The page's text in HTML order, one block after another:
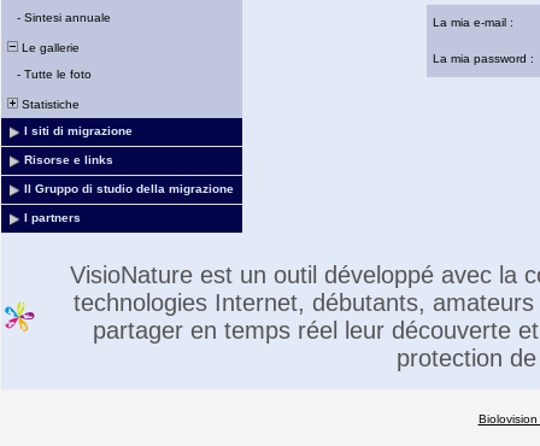
- Sintesi annuale
Le gallerie
- Tutte le foto
Statistiche
I siti di migrazione
Risorse e links
Il Gruppo di studio della migrazione
I partners
La mia e-mail :
La mia password :
VisioNature est un outil développé avec la
technologies Internet, débutants,
partager en temps réel leur découverte
protection
Biolovision